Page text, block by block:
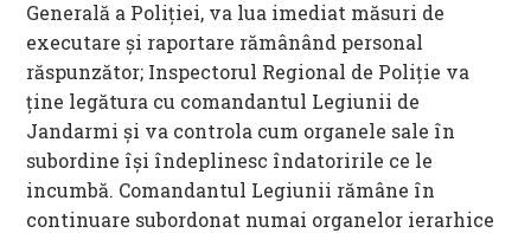
Generală a Poliţiei, va lua imediat măsuri de
executare şi raportare rămânând personal
răspunzător; Inspectorul Regional de Poliţie va
ţine legătura cu comandantul Legiunii de
Jandarmi şi va controla cum organele sale în
subordine îşi îndeplinesc îndatoririle ce le
incumbă. Comandantul Legiunii rămâne în
continuare subordonat numai organelor ierarhice